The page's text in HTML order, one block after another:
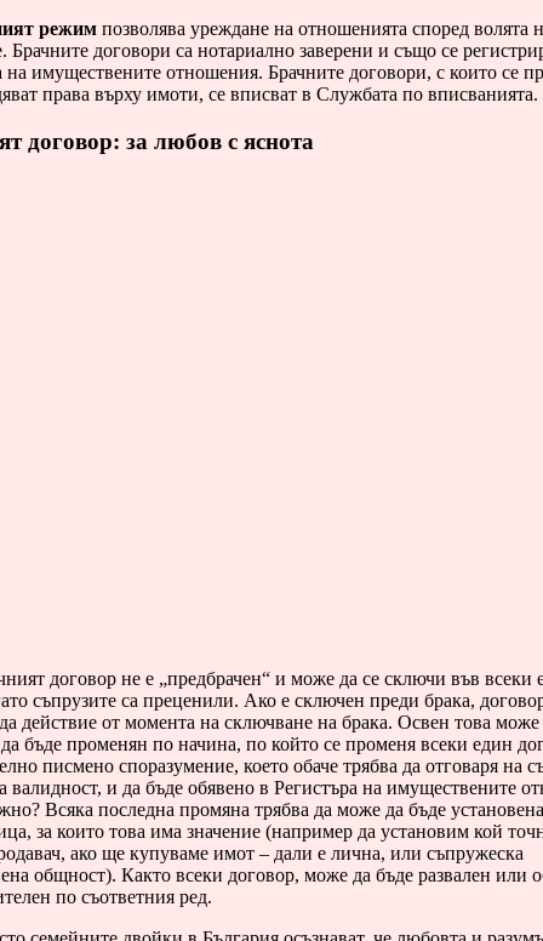
режим позволява уреждане на отношенията според волята
Брачните договори са нотариално заверени и също се
на имуществените отношения. Брачните договори, с които се
права върху имоти, се вписват в Службата по вписванията.
договор: за любов с яснота
договор не е „предбрачен“ и може да се сключи във всеки
съпрузите са преценили. Ако е сключен преди брака,
действие от момента на сключване на брака. Освен това
бъде променян по начина, по който се променя всеки един
писмено споразумение, което обаче трябва да отговаря на
валидност, и да бъде обявено в Регистъра на имуществените
Всяка последна промяна трябва да може да бъде
за които това има значение (например да установим кой
ако ще купуваме имот – дали е лична, или съпружеска
общност). Както всеки договор, може да бъде развален или
по съответния ред.